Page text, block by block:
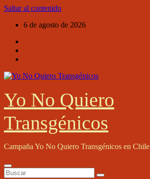
Saltar al contenido
6 de agosto de 2026
Yo No Quiero
Transgénicos
Campaña Yo No Quiero Transgénicos en Chile